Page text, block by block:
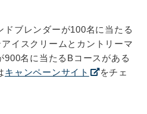
ブレンダーが100名に当たる
イスクリームとカントリーマ
900名に当たるBコースがある
キャンペーンサイト
をチェ